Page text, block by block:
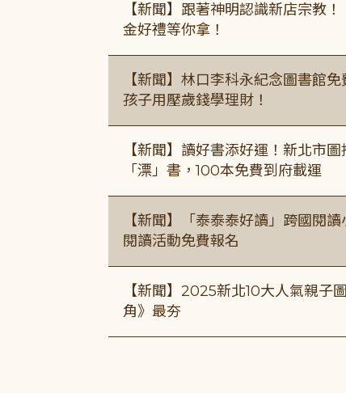
【新聞】跟著神明認識新店宗教
金好禮等你拿！
【新聞】林口李科永紀念圖書館
孩子用壓歲錢學理財！
【新聞】讀好書添好運！新北市
「漂」書，100本免費到府載運
【新聞】「泰泰泰好讀」跨國閱
閱讀活動免費報名
【新聞】2025新北10大人氣親子
角》最夯